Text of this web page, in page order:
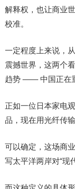
解释权，也让商业
校准。
一定程度上来说，
震撼世界，这两个
趋势 —— 中国正在
正如一位日本家电
品，现在用光纤传
可以确定，这场商
写太平洋两岸对“现